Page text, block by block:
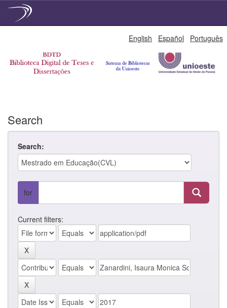
English Español Português
Search
Search:
for
Current filters: